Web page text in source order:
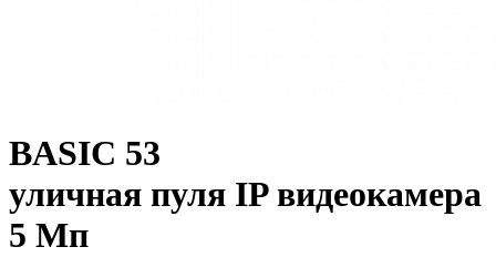
BASIC 53
уличная пуля IP видеокамера
5 Мп